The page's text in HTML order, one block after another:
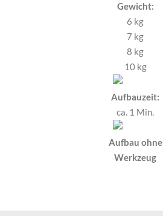
Gewicht:
6 kg
7 kg
8 kg
10 kg
Aufbauzeit:
ca. 1 Min.
Aufbau ohne
Werkzeug